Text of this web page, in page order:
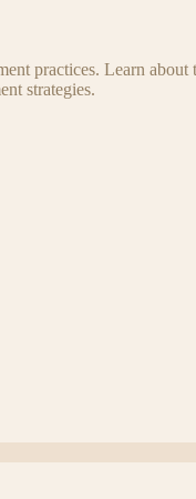
practices. Learn
strategies.